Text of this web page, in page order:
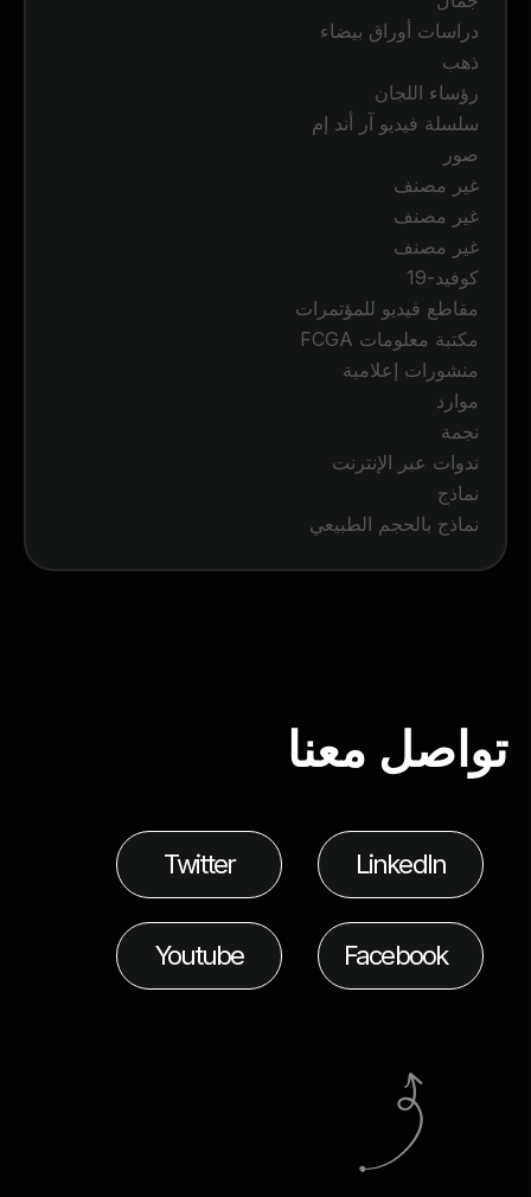
دراسات أوراق بيضاء
ذهب
رؤساء اللجان
سلسلة فيديو آر أند إم
صور
غير مصنف
غير مصنف
غير مصنف
كوفيد-19
مقاطع فيديو للمؤتمرات
مكتبة معلومات FCGA
منشورات إعلامية
موارد
نجمة
ندوات عبر الإنترنت
نماذج
نماذج بالحجم الطبيعي
تواصل معنا
LinkedIn
Twitter
Facebook
Youtube